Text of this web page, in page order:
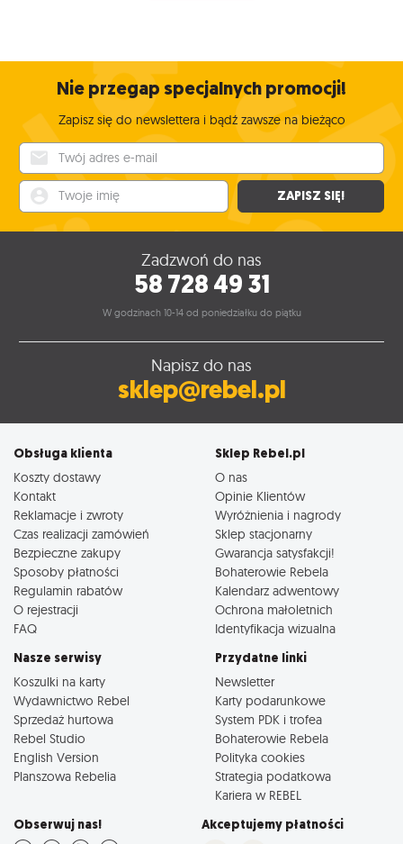
Nie przegap specjalnych promocji!
Zapisz się do newslettera i bądź zawsze na bieżąco
ZAPISZ SIĘ!
Zadzwoń do nas
58 728 49 31
W godzinach 10-14 od poniedziałku do piątku
Napisz do nas
sklep@rebel.pl
Obsługa klienta
Koszty dostawy
Kontakt
Reklamacje i zwroty
Czas realizacji zamówień
Bezpieczne zakupy
Sposoby płatności
Regulamin rabatów
O rejestracji
FAQ
Sklep Rebel.pl
O nas
Opinie Klientów
Wyróżnienia i nagrody
Sklep stacjonarny
Gwarancja satysfakcji!
Bohaterowie Rebela
Kalendarz adwentowy
Ochrona małoletnich
Identyfikacja wizualna
Nasze serwisy
Koszulki na karty
Wydawnictwo Rebel
Sprzedaż hurtowa
Rebel Studio
English Version
Planszowa Rebelia
Przydatne linki
Newsletter
Karty podarunkowe
System PDK i trofea
Bohaterowie Rebela
Polityka cookies
Strategia podatkowa
Kariera w REBEL
Obserwuj nas! Akceptujemy płatności